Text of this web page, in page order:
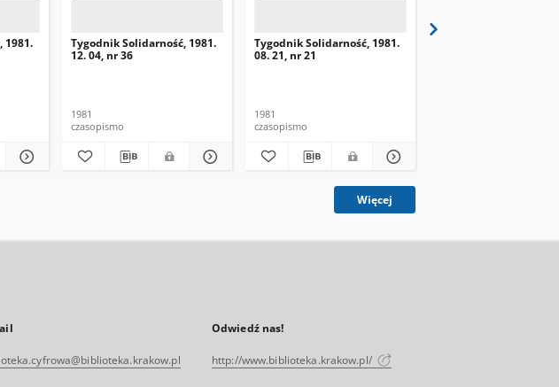
1981.
Tygodnik Solidarność, 1981.
12. 04, nr 36
1981
czasopismo
Tygodnik Solidarność, 1981.
08. 21, nr 21
1981
czasopismo
Więcej
Odwiedź nas!
http://www.biblioteka.krakow.pl/